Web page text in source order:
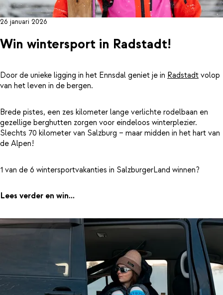
26 januari 2026
Win wintersport in Radstadt!
Door de unieke ligging in het Ennsdal geniet je in Radstadt volop
van het leven in de bergen.
Brede pistes, een zes kilometer lange verlichte rodelbaan en
gezellige berghutten zorgen voor eindeloos winterplezier.
Slechts 70 kilometer van Salzburg – maar midden in het hart van
de Alpen!
1 van de 6 wintersportvakanties in SalzburgerLand winnen?
Lees verder en win...